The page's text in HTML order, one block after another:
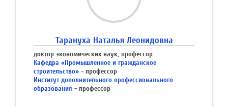
Тарануха Наталья Леонидовна
доктор экономических наук, профессор
Кафедра «Промышленное и гражданское
строительство» - профессор
Институт дополнительного профессионального
образования - профессор